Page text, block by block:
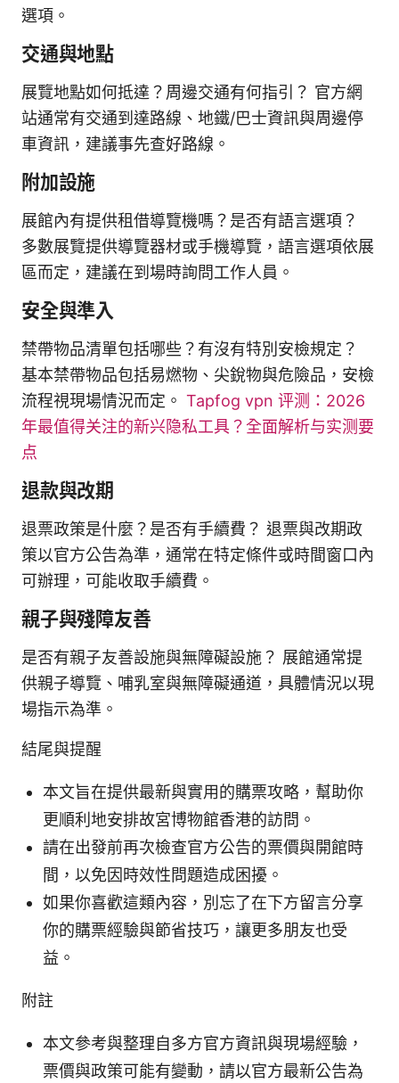
選項。
交通與地點
展覽地點如何抵達？周邊交通有何指引？ 官方網
站通常有交通到達路線、地鐵/巴士資訊與周邊停
車資訊，建議事先查好路線。
附加設施
展館內有提供租借導覽機嗎？是否有語言選項？
多數展覽提供導覽器材或手機導覽，語言選項依展
區而定，建議在到場時詢問工作人員。
安全與準入
禁帶物品清單包括哪些？有沒有特別安檢規定？
基本禁帶物品包括易燃物、尖銳物與危險品，安檢
流程視現場情況而定。 Tapfog vpn 评测：2026
年最值得关注的新兴隐私工具？全面解析与实测要
点
退款與改期
退票政策是什麼？是否有手續費？ 退票與改期政
策以官方公告為準，通常在特定條件或時間窗口內
可辦理，可能收取手續費。
親子與殘障友善
是否有親子友善設施與無障礙設施？ 展館通常提
供親子導覽、哺乳室與無障礙通道，具體情況以現
場指示為準。
結尾與提醒
本文旨在提供最新與實用的購票攻略，幫助你
更順利地安排故宮博物館香港的訪問。
請在出發前再次檢查官方公告的票價與開館時
間，以免因時效性問題造成困擾。
如果你喜歡這類內容，別忘了在下方留言分享
你的購票經驗與節省技巧，讓更多朋友也受
益。
附註
本文參考與整理自多方官方資訊與現場經驗，
票價與政策可能有變動，請以官方最新公告為